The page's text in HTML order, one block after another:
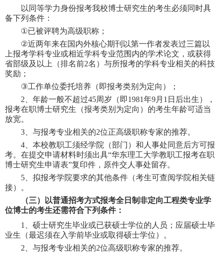
以同等学力身份报考我校博士研究生的考生必须同时具
备下列条件：
①已被评聘为高级职称；
②近两年来在国内外核心期刊以第一作者发表过三篇以
上报考学科专业或相近学科专业范围内的学术论文，或获得
省部级及以上
（排名前2名 ） 与所报考的学科专业相关的科技
奖励；
③工作单位委托培养（即报考类别为定向）；
2
年龄一般不超过45周岁（即1981年9月 1 日后出生），
报考在职博士研究生（报考类别为定向）的考生年龄可适当
放宽。
3
与报考专业相关的2位正高级职称专家的推荐。
4
本校教职工须经学院（部门）和人事处同意后方可报
考。在提交申请材料时须出具“华东理工大学教职工报考在职
博士研究生申请表”复印件，原件交人事处留存。
5
拟报考学院要求的其他条件（考生可查阅学院相关链
接）。
（三） 以普通招考方式报考全日制非定向工程类专业学
位博士的考生还需符合下列条件：
1
、硕士研究生毕业或已获硕士学位的人员；应届硕士毕
业生（最迟须在入学前毕业或取得硕士学位）。
2 、与报考专业相关的2位高级职称专家的推荐。